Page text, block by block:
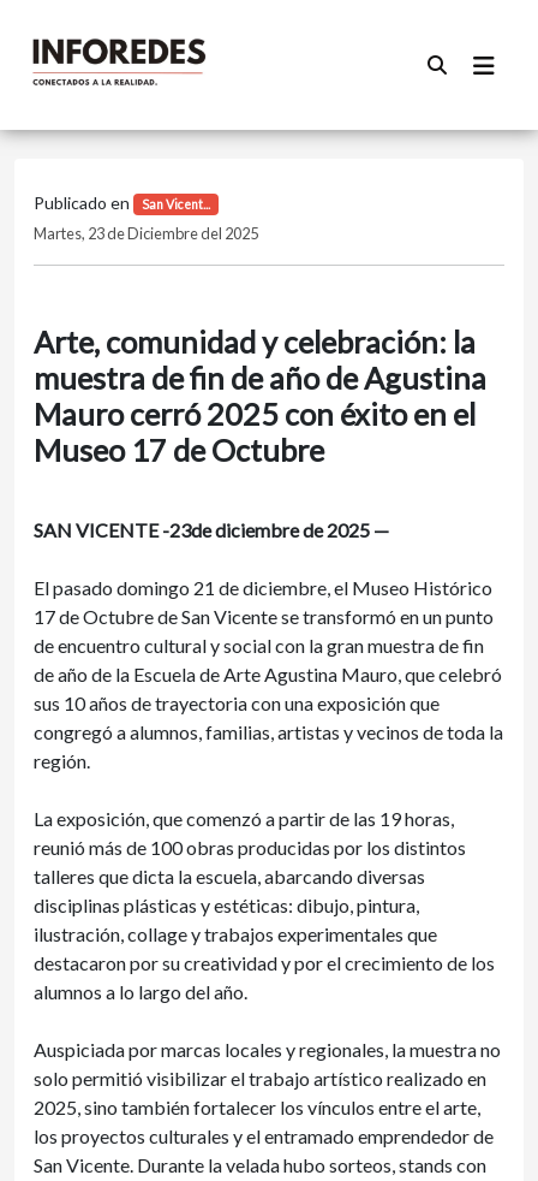
Publicado en San Vicent...
Martes, 23 de Diciembre del 2025
Arte, comunidad y celebración: la
muestra de fin de año de Agustina
Mauro cerró 2025 con éxito en el
Museo 17 de Octubre
SAN VICENTE -23de diciembre de 2025 —
El pasado domingo 21 de diciembre, el Museo Histórico
17 de Octubre de San Vicente se transformó en un punto
de encuentro cultural y social con la gran muestra de fin
de año de la Escuela de Arte Agustina Mauro, que celebró
sus 10 años de trayectoria con una exposición que
congregó a alumnos, familias, artistas y vecinos de toda la
región.
La exposición, que comenzó a partir de las 19 horas,
reunió más de 100 obras producidas por los distintos
talleres que dicta la escuela, abarcando diversas
disciplinas plásticas y estéticas: dibujo, pintura,
ilustración, collage y trabajos experimentales que
destacaron por su creatividad y por el crecimiento de los
alumnos a lo largo del año.
Auspiciada por marcas locales y regionales, la muestra no
solo permitió visibilizar el trabajo artístico realizado en
2025, sino también fortalecer los vínculos entre el arte,
los proyectos culturales y el entramado emprendedor de
San Vicente. Durante la velada hubo sorteos, stands con